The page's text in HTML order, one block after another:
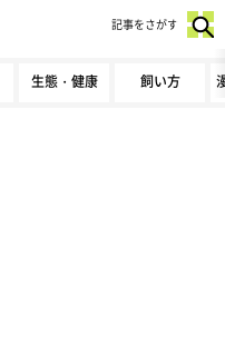
生態・健康 飼い方
記事をさがす